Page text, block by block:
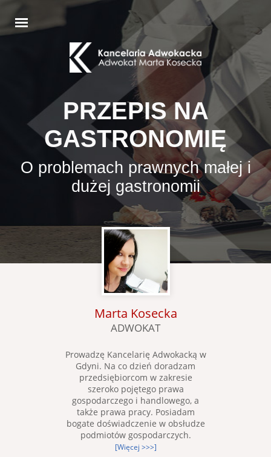
PRZEPIS NA
GASTRONOMIĘ
O problemach prawnych małej i
dużej gastronomii
Marta Kosecka
ADWOKAT
Prowadzę Kancelarię Adwokacką w
Gdyni. Na co dzień doradzam
przedsiębiorcom w zakresie
szeroko pojętego prawa
gospodarczego i handlowego, a
także prawa pracy. Posiadam
bogate doświadczenie w obsłudze
podmiotów gospodarczych.
[Więcej >>>]